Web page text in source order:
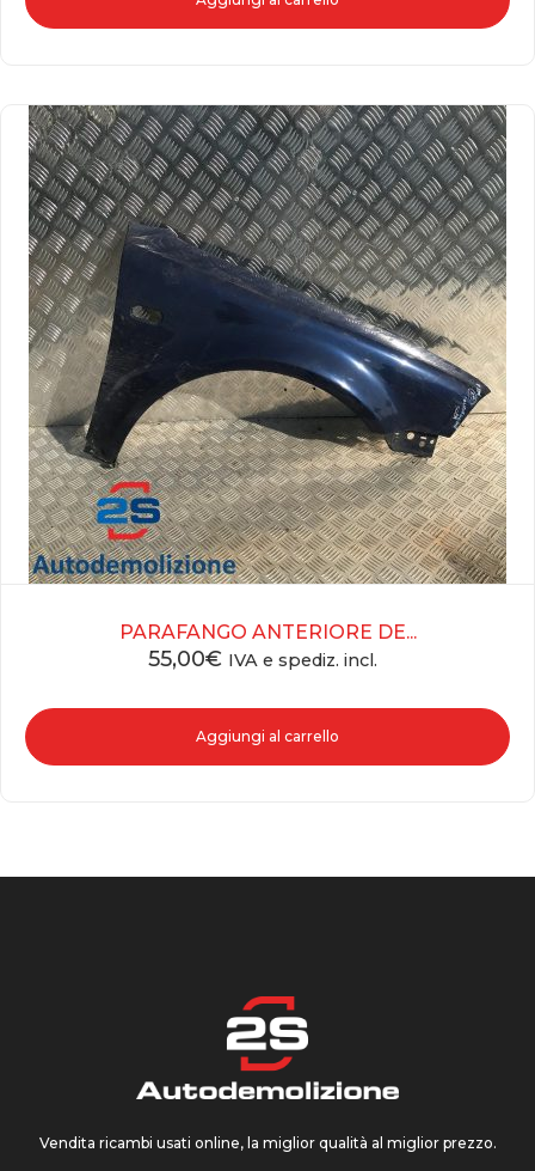
PARAFANGO ANTERIORE DE...
55,00€ IVA e spediz. incl.
Aggiungi al carrello
Vendita ricambi usati online, la miglior qualità al miglior prezzo.